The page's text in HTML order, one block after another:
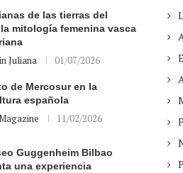
de las tierras del
mitología femenina vasca
Juliana 01/07/2026
de Mercosur en la
española
11/02/2026
Guggenheim Bilbao
una experiencia